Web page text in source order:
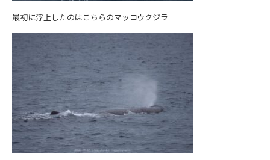
最初に浮上したのはこちらのマッコウクジラ